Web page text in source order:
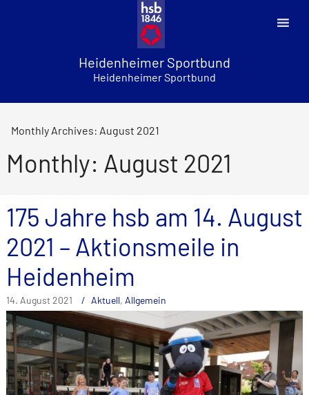
Heidenheimer Sportbund
Heidenheimer Sportbund
Monthly Archives: August 2021
Monthly: August 2021
175 Jahre hsb am 14. August
2021 – Aktionsmeile in
Heidenheim
14. August 2021 Aktuell, Allgemein